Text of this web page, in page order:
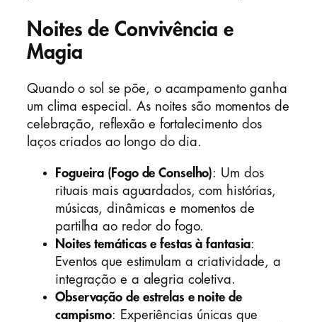
Noites de Convivência e
Magia
Quando o sol se põe, o acampamento ganha
um clima especial. As noites são momentos de
celebração, reflexão e fortalecimento dos
laços criados ao longo do dia.
Fogueira (Fogo de Conselho): Um dos
rituais mais aguardados, com histórias,
músicas, dinâmicas e momentos de
partilha ao redor do fogo.
Noites temáticas e festas à fantasia:
Eventos que estimulam a criatividade, a
integração e a alegria coletiva.
Observação de estrelas e noite de
campismo: Experiências únicas que